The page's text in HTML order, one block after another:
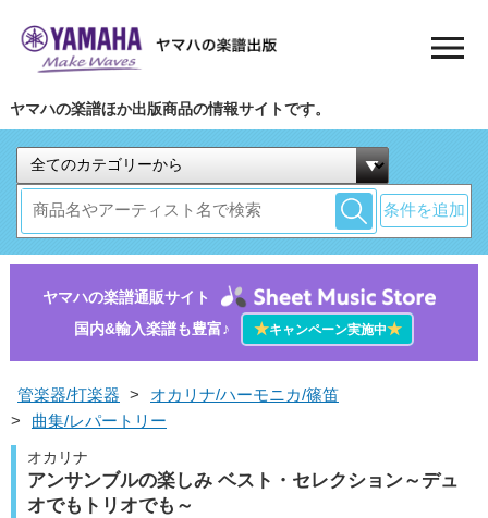
ヤマハの楽譜ほか出版商品の情報サイトです。
条件を追加
ヤマハの楽譜通販サイト
国内&輸入楽譜も豊富♪
★キャンペーン実施中★
管楽器/打楽器 >
オカリナ/ハーモニカ/篠笛
>
曲集/レパートリー
オカリナ
アンサンブルの楽しみ ベスト・セレクション～デュ
オでもトリオでも～